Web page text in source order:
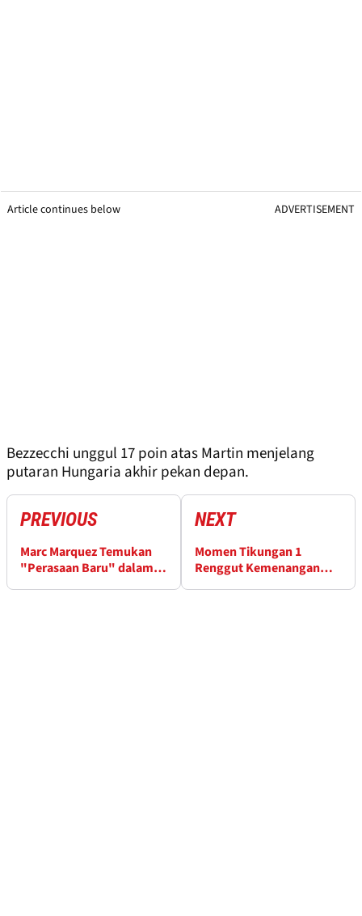
Article continues below ADVERTISEMENT
Bezzecchi unggul 17 poin atas Martin menjelang
putaran Hungaria akhir pekan depan.
PREVIOUS
Marc Marquez Temukan
"Perasaan Baru" dalam
NEXT
Momen Tikungan 1
Renggut Kemenangan